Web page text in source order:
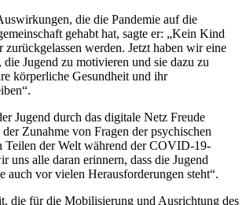
die die Pandemie auf die
gehabt hat, sagte er: „Kein Kind
zurückgelassen werden. Jetzt haben wir eine
Jugend zu motivieren und sie dazu zu
körperliche Gesundheit und ihr
Jugend durch das digitale Netz Freude
Zunahme von Fragen der psychischen
Teilen der Welt während der COVID-19-
uns alle daran erinnern, dass die Jugend
auch vor vielen Herausforderungen steht“.
die für die Mobilisierung und Ausrichtung des